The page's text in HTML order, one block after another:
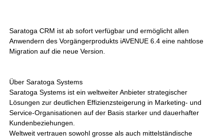
Saratoga CRM ist ab sofort verfügbar und ermöglicht allen
Anwendern des Vorgängerprodukts iAVENUE 6.4 eine nahtlose
Migration auf die neue Version.
Über Saratoga Systems
Saratoga Systems ist ein weltweiter Anbieter strategischer
Lösungen zur deutlichen Effizienzsteigerung in Marketing- und
Service-Organisationen auf der Basis starker und dauerhafter
Kundenbeziehungen.
Weltweit vertrauen sowohl grosse als auch mittelständische